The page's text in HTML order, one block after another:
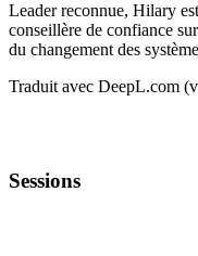
Leader reconnue, Hilary
conseillère de confiance
du changement des
Traduit avec DeepL.com
Sessions